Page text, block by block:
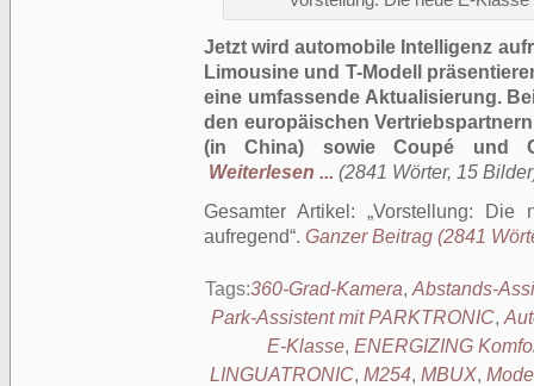
Jetzt wird automobile Intelligenz
Limousine und T-Modell
eine umfassende Aktualisierung.
den europäischen
(in China) sowie Coupé und
Weiterlesen ... (2841 Wörter, 15
Gesamter Artikel:
Vorstellung: Die
aufregend . Ganzer Beitrag (2841
Tags:360-Grad-Kamera, Abstands-
Park-Assistent mit PARKTRONIC,
E-Klasse, ENERGIZING
LINGUATRONIC, M254, MBUX,